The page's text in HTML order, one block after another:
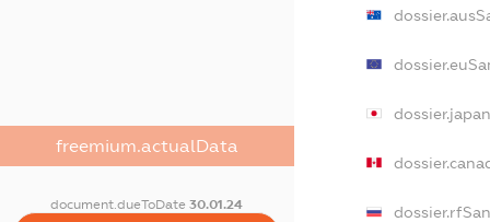
freemium.actualData
document.dueToDate30.01.24